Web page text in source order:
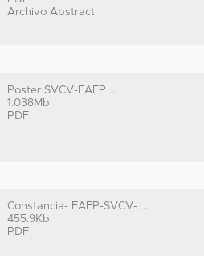
Archivo Abstract
Poster SVCV-EAFP ...
1.038Mb
PDF
Constancia- EAFP-SVCV- ...
455.9Kb
PDF